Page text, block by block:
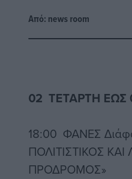
Από: news room
02 ΤΕΤΑΡΤΗ ΕΩΣ
18:00 ΦΑΝΕΣ
ΠΟΛΙΤΙΣΤΙΚΟΣ
ΠΡΟΔΡΟΜΟΣ»